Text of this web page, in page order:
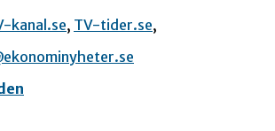
kanal.se, TV-tider.se,